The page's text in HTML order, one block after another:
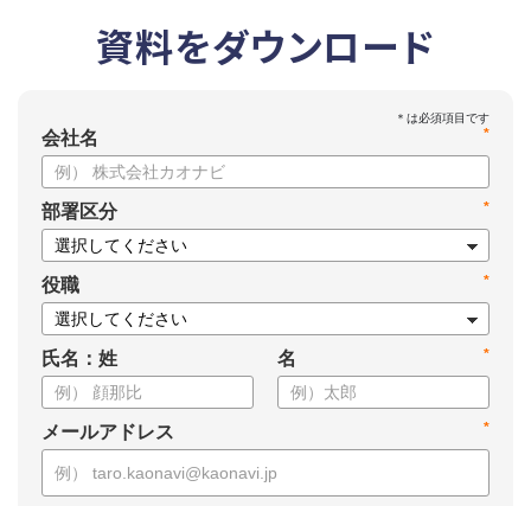
資料をダウンロード
*
会社名
*
部署区分
*
役職
氏名：姓 *
名
*
メールアドレス